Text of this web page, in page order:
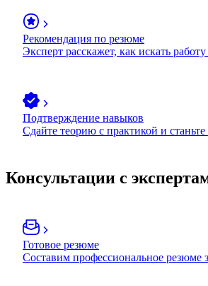
Рекомендация по резюме
Эксперт расскажет, как искать
Подтверждение навыков
Сдайте теорию с практикой и
Консультации с
Готовое резюме
Составим профессиональное резюме